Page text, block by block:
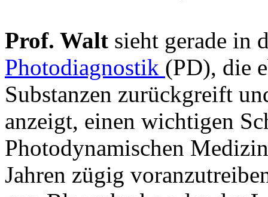
Prof. Walt sieht gerade in
Photodiagnostik (PD), die
Substanzen zurückgreift
anzeigt, einen wichtigen
Photodynamischen
Jahren zügig